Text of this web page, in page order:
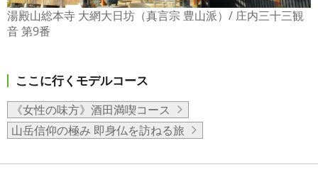
湯殿山総本寺 大網大日坊（真言宗 豊山派）/ 庄内三十三観
音 第9番
ここに行くモデルコース
《女性の味方》酒田満喫コース
山岳信仰の極み 即身仏を訪ねる旅